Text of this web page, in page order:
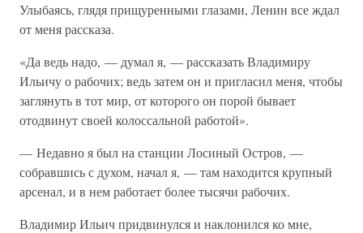
Улыбаясь, глядя прищуренными глазами, Ленин все ждал
от меня рассказа.
«Да ведь надо, — думал я, — рассказать Владимиру
Ильичу о рабочих; ведь затем он и пригласил меня, чтобы
заглянуть в тот мир, от которого он порой бывает
отодвинут своей колоссальной работой».
— Недавно я был на станции Лосиный Остров, —
собравшись с духом, начал я, — там находится крупный
арсенал, и в нем работает более тысячи рабочих.
Владимир Ильич придвинулся и наклонился ко мне,